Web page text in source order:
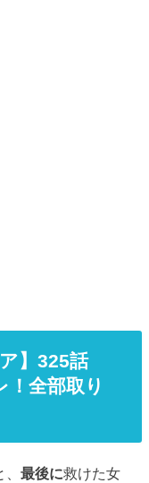
】325話
！全部取り
、最後に救けた女